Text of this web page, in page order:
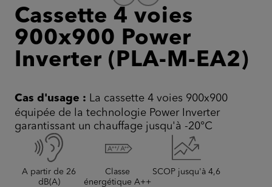
Cassette 4 voies
900x900 Power
Inverter (PLA-M-EA2)
Cas d'usage : La cassette 4 voies 900x900
équipée de la technologie Power Inverter
garantissant un chauffage jusqu'à -20°C
A partir de 26
dB(A)
Classe
énergétique A++
SCOP jusqu'à 4,6